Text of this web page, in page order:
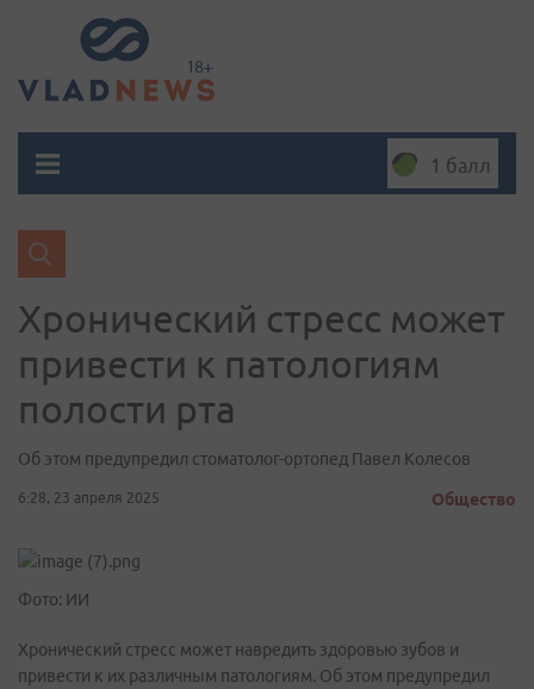
1 балл
Хронический стресс может
привести к патологиям
полости рта
Об этом предупредил стоматолог-ортопед Павел Колесов
6:28, 23 апреля 2025 Общество
Фото: ИИ
Хронический стресс может навредить здоровью зубов и
привести к их различным патологиям. Об этом предупредил